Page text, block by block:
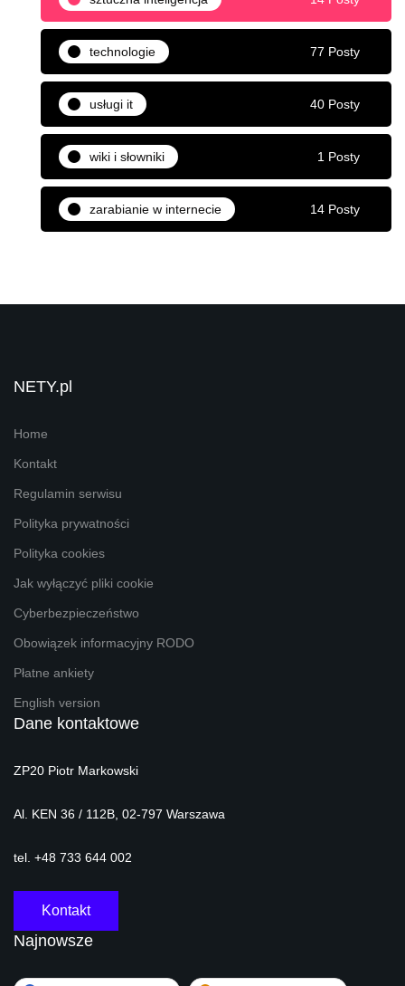
technologie 77 Posty
usługi it 40 Posty
wiki i słowniki 1 Posty
zarabianie w internecie 14 Posty
NETY.pl
Home
Kontakt
Regulamin serwisu
Polityka prywatności
Polityka cookies
Jak wyłączyć pliki cookie
Cyberbezpieczeństwo
Obowiązek informacyjny RODO
Płatne ankiety
English version
Dane kontaktowe
ZP20 Piotr Markowski
Al. KEN 36 / 112B, 02-797 Warszawa
tel. +48 733 644 002
Kontakt
Najnowsze